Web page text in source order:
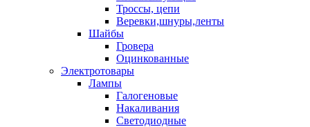
Троссы, цепи
Веревки,шнуры,ленты
Шайбы
Гровера
Оцинкованные
Электротовары
Лампы
Галогеновые
Накаливания
Светодиодные